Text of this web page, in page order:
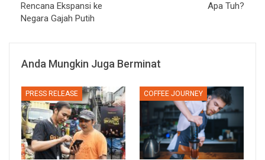
Rencana Ekspansi ke
Negara Gajah Putih
Apa Tuh?
Anda Mungkin Juga Berminat
PRESS RELEASE COFFEE JOURNEY